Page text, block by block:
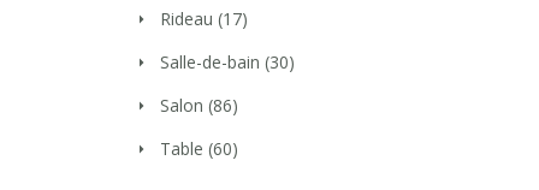
Rideau (17)
Salle-de-bain (30)
Salon (86)
Table (60)